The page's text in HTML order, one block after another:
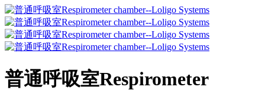
普通呼吸室Respirometer